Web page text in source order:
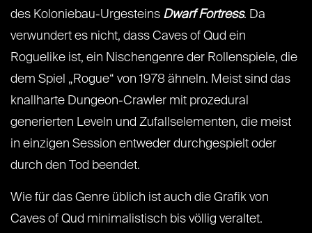
des Koloniebau-Urgesteins Dwarf Fortress. Da
verwundert es nicht, dass Caves of Qud ein
Roguelike ist, ein Nischengenre der Rollenspiele, die
dem Spiel „Rogue“ von 1978 ähneln. Meist sind das
knallharte Dungeon-Crawler mit prozedural
generierten Leveln und Zufallselementen, die meist
in einzigen Session entweder durchgespielt oder
durch den Tod beendet.
Wie für das Genre üblich ist auch die Grafik von
Caves of Qud minimalistisch bis völlig veraltet.